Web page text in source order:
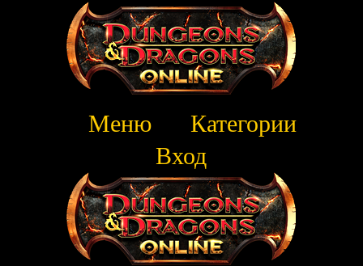
Меню
Категории
Вход